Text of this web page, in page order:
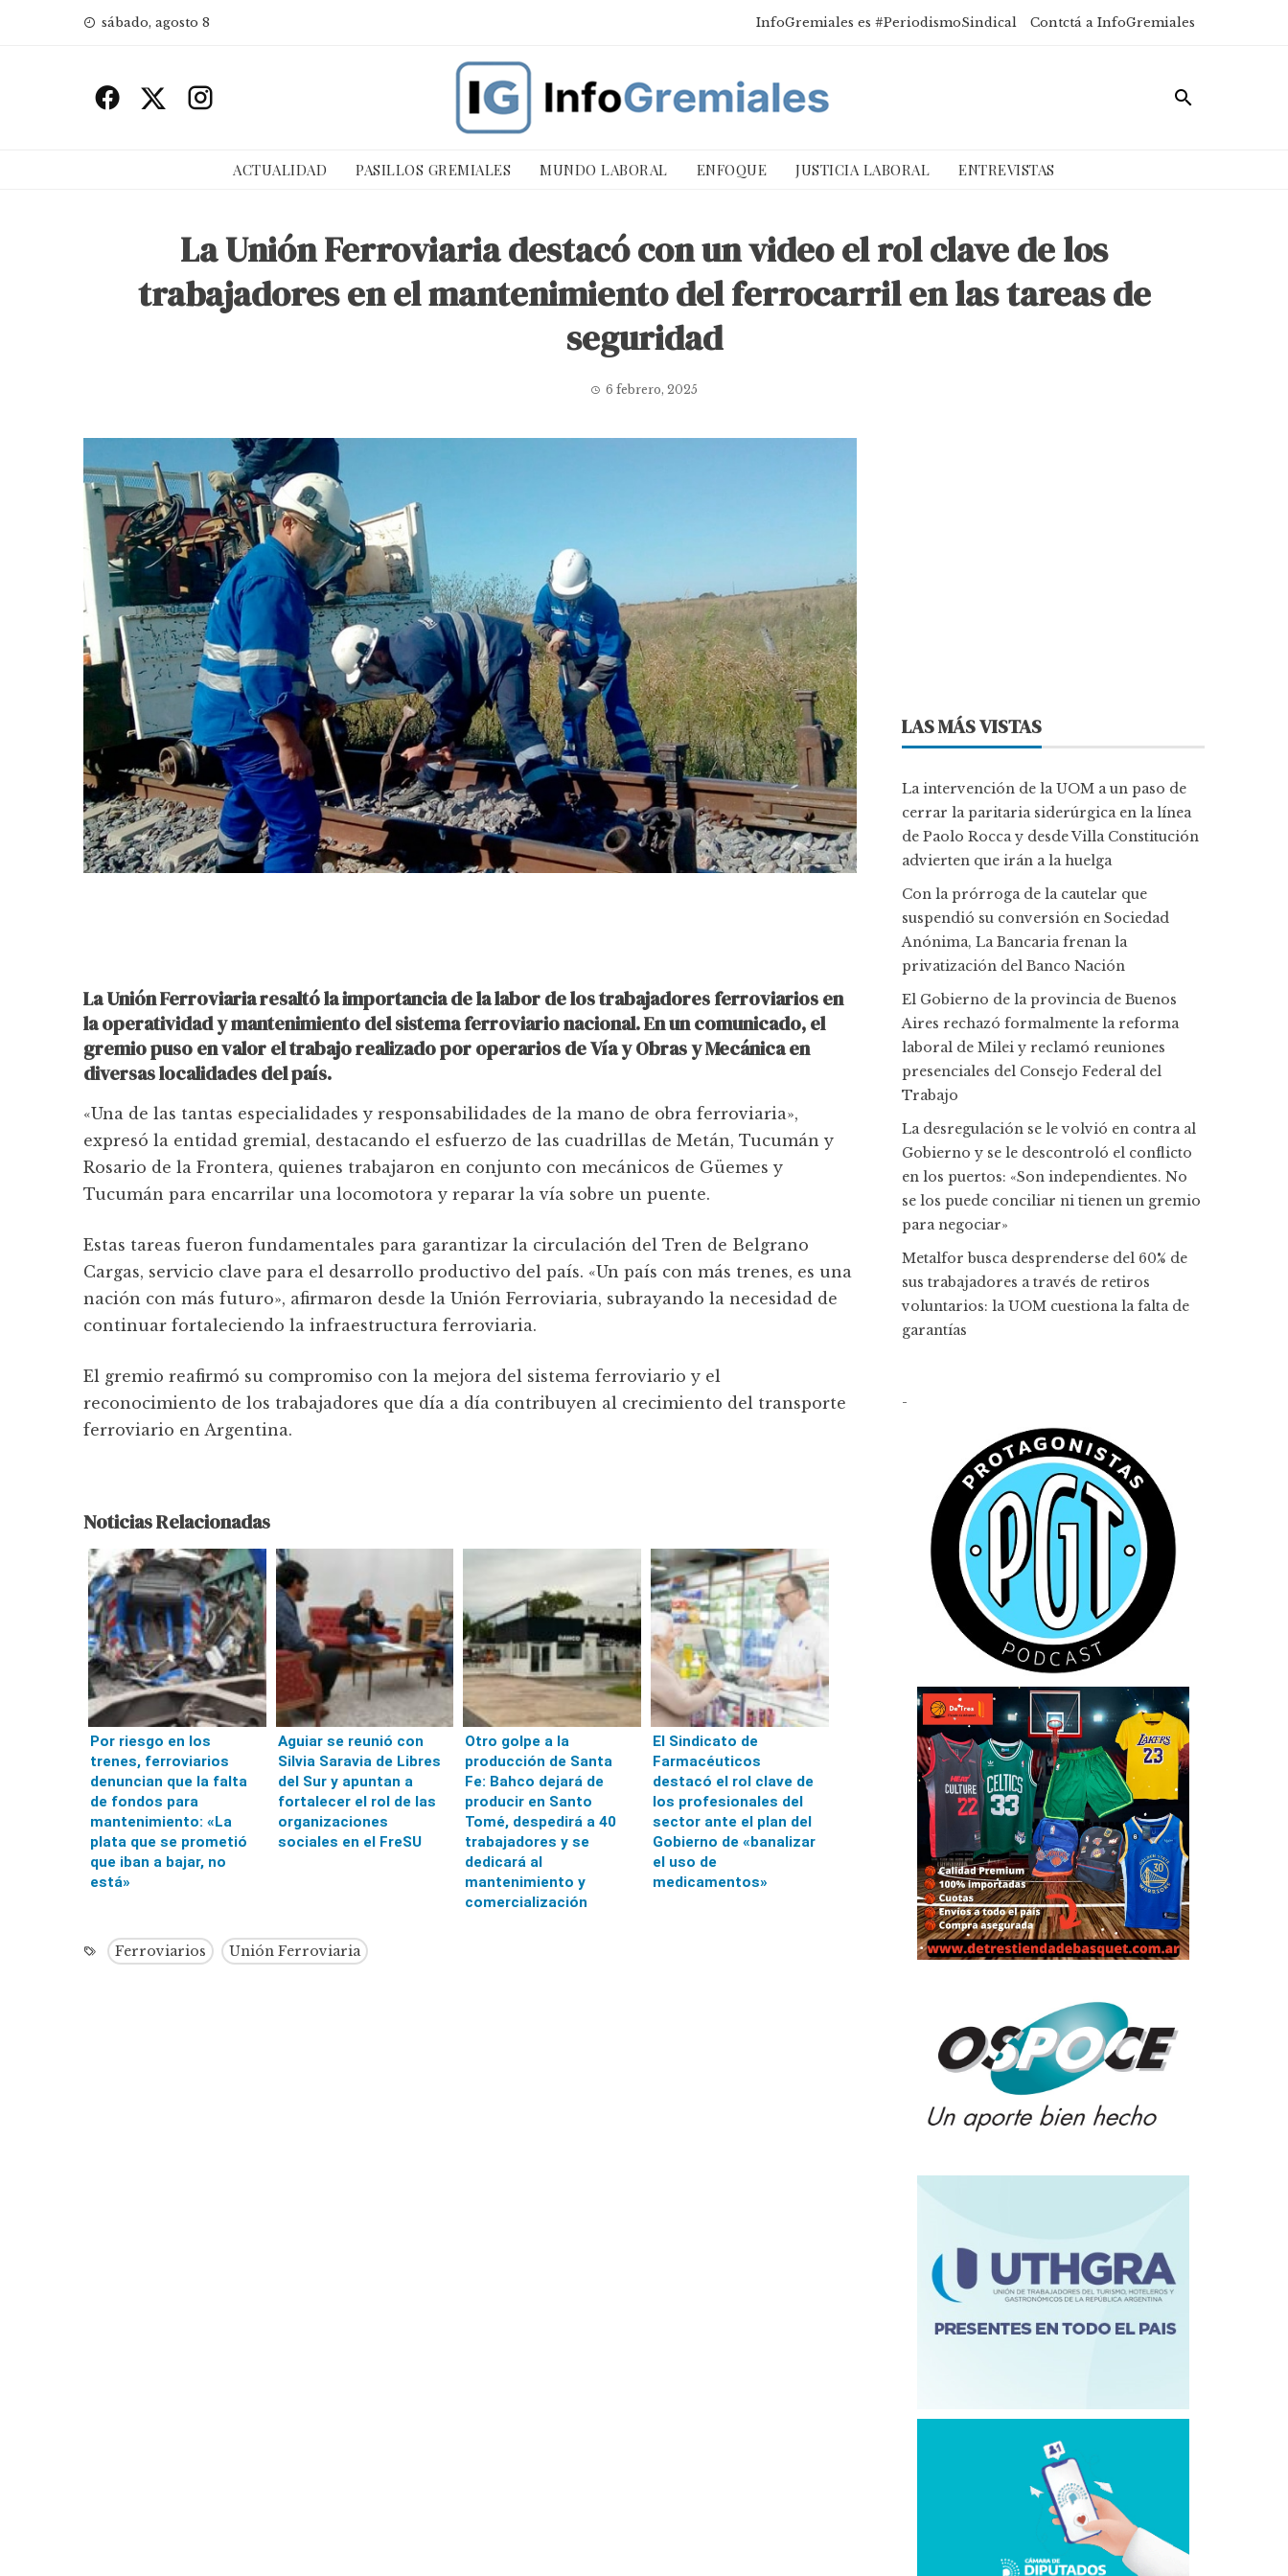
sábado, agosto 8 InfoGremiales es #PeriodismoSindical Contctá a InfoGremiales
ACTUALIDAD PASILLOS GREMIALES MUNDO LABORAL ENFOQUE JUSTICIA LABORAL ENTREVISTAS
La Unión Ferroviaria destacó con un video el rol clave de los
trabajadores en el mantenimiento del ferrocarril en las tareas de
seguridad
6 febrero, 2025
La Unión Ferroviaria resaltó la importancia de la labor de los trabajadores ferroviarios en
la operatividad y mantenimiento del sistema ferroviario nacional. En un comunicado, el
gremio puso en valor el trabajo realizado por operarios de Vía y Obras y Mecánica en
diversas localidades del país.
«Una de las tantas especialidades y responsabilidades de la mano de obra ferroviaria»,
expresó la entidad gremial, destacando el esfuerzo de las cuadrillas de Metán, Tucumán y
Rosario de la Frontera, quienes trabajaron en conjunto con mecánicos de Güemes y
Tucumán para encarrilar una locomotora y reparar la vía sobre un puente.
Estas tareas fueron fundamentales para garantizar la circulación del Tren de Belgrano
Cargas, servicio clave para el desarrollo productivo del país. «Un país con más trenes, es una
nación con más futuro», afirmaron desde la Unión Ferroviaria, subrayando la necesidad de
continuar fortaleciendo la infraestructura ferroviaria.
El gremio reafirmó su compromiso con la mejora del sistema ferroviario y el
reconocimiento de los trabajadores que día a día contribuyen al crecimiento del transporte
ferroviario en Argentina.
Noticias Relacionadas
Por riesgo en los
trenes, ferroviarios
denuncian que la falta
de fondos para
mantenimiento: «La
plata que se prometió
que iban a bajar, no
está»
Aguiar se reunió con
Silvia Saravia de Libres
del Sur y apuntan a
fortalecer el rol de las
organizaciones
sociales en el FreSU
Otro golpe a la
producción de Santa
Fe: Bahco dejará de
producir en Santo
Tomé, despedirá a 40
trabajadores y se
dedicará al
mantenimiento y
comercialización
El Sindicato de
Farmacéuticos
destacó el rol clave de
los profesionales del
sector ante el plan del
Gobierno de «banalizar
el uso de
medicamentos»
Ferroviarios Unión Ferroviaria
LAS MÁS VISTAS
La intervención de la UOM a un paso de
cerrar la paritaria siderúrgica en la línea
de Paolo Rocca y desde Villa Constitución
advierten que irán a la huelga
Con la prórroga de la cautelar que
suspendió su conversión en Sociedad
Anónima, La Bancaria frenan la
privatización del Banco Nación
El Gobierno de la provincia de Buenos
Aires rechazó formalmente la reforma
laboral de Milei y reclamó reuniones
presenciales del Consejo Federal del
Trabajo
La desregulación se le volvió en contra al
Gobierno y se le descontroló el conflicto
en los puertos: «Son independientes. No
se los puede conciliar ni tienen un gremio
para negociar»
Metalfor busca desprenderse del 60% de
sus trabajadores a través de retiros
voluntarios: la UOM cuestiona la falta de
garantías
-